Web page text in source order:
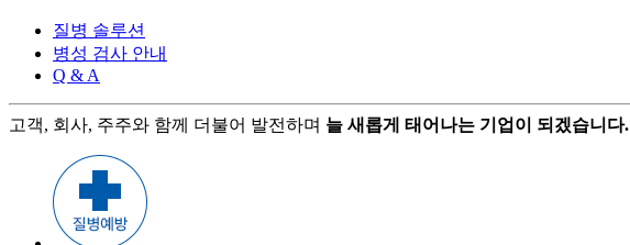
질병 솔루션
병성 검사 안내
Q & A
고객, 회사, 주주와 함께 더불어 발전하며 늘 새롭게 태어나는 기업이 되겠습니다.